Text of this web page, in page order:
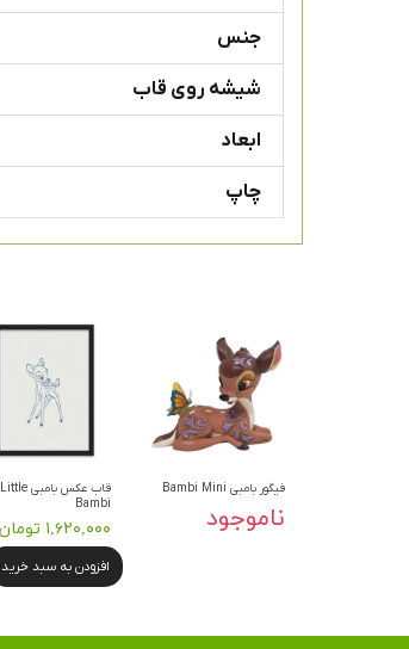
جنس
شیشه روی قاب
ابعاد
چاپ
فیگور بامبی Bambi Mini
ناموجود
قاب عکس بامبی Little
Bambi
۱,۶۲۰,۰۰۰ تومان
افزودن به سبد خرید